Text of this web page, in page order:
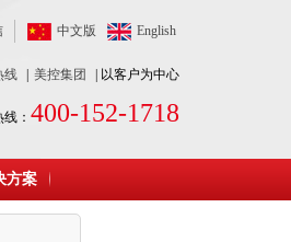
中文版 English
线 美控集团 | 以客户为中心
： 400-152-1718
方案